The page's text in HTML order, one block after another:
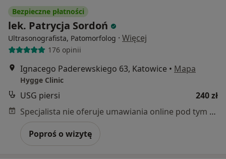
Bezpieczne płatności
lek. Patrycja Sordoń
Ultrasonografista, Patomorfolog · Więcej
176 opinii
Ignacego Paderewskiego 63, Katowice • Mapa
Hygge Clinic
USG piersi
240 zł
Specjalista nie oferuje umawiania online pod tym adresem.
Poproś o wizytę